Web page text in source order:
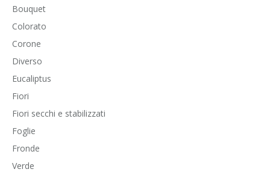
Bouquet
Colorato
Corone
Diverso
Eucaliptus
Fiori
Fiori secchi e stabilizzati
Foglie
Fronde
Verde